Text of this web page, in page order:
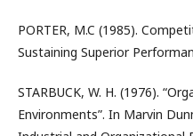
PORTER, M.C (1985).
Sustaining Superior
STARBUCK, W. H. (1976).
Environments”. In Marvin